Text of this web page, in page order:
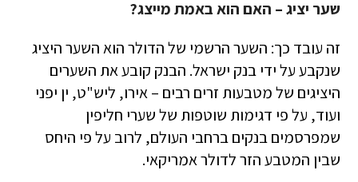
שער יציג – האם הוא באמת מייצג?
זה עובד כך: השער הרשמי של הדולר הוא השער היציג
שנקבע על ידי בנק ישראל. הבנק קובע את השערים
היציגים של מטבעות זרים רבים – אירו, ליש"ט, ין יפני
ועוד, על פי דגימות שוטפות של שערי חליפין
שמפרסמים בנקים ברחבי העולם, לרוב על פי היחס
שבין המטבע הזר לדולר אמריקאי.